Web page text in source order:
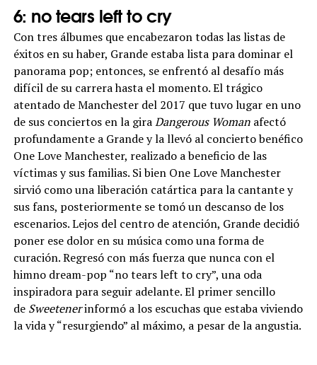
6: no tears left to cry
Con tres álbumes que encabezaron todas las listas de
éxitos en su haber, Grande estaba lista para dominar el
panorama pop; entonces, se enfrentó al desafío más
difícil de su carrera hasta el momento. El trágico
atentado de Manchester del 2017 que tuvo lugar en uno
de sus conciertos en la giraDangerous Womanafectó
profundamente a Grande y la llevó al concierto benéfico
One Love Manchester, realizado a beneficio de las
víctimas y sus familias. Si bien One Love Manchester
sirvió como una liberación catártica para la cantante y
sus fans, posteriormente se tomó un descanso de los
escenarios. Lejos del centro de atención, Grande decidió
poner ese dolor en su música como una forma de
curación. Regresó con más fuerza que nunca con el
himno dream-pop “no tears left to cry”, una oda
inspiradora para seguir adelante. El primer sencillo
de Sweetenerinformó a los escuchas que estaba viviendo
la vida y “resurgiendo” al máximo, a pesar de la angustia.